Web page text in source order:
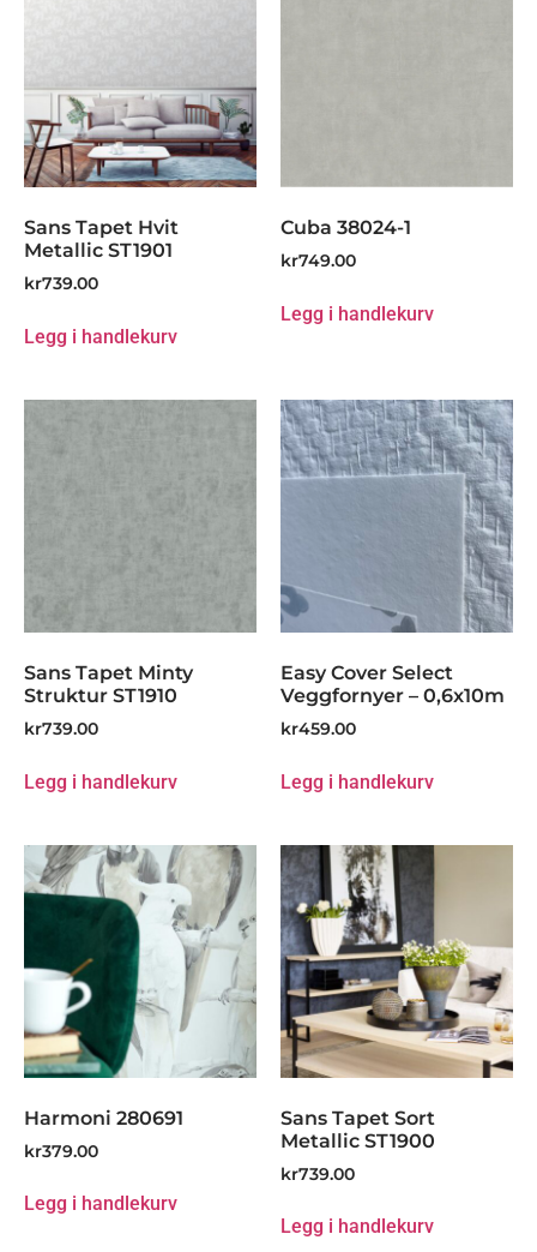
Sans Tapet Hvit
Metallic ST1901
kr739.00
Legg i handlekurv
Cuba 38024-1
kr749.00
Legg i handlekurv
Sans Tapet Minty
Struktur ST1910
kr739.00
Legg i handlekurv
Easy Cover Select
Veggfornyer – 0,6x10m
kr459.00
Legg i handlekurv
Harmoni 280691
kr379.00
Legg i handlekurv
Sans Tapet Sort
Metallic ST1900
kr739.00
Legg i handlekurv